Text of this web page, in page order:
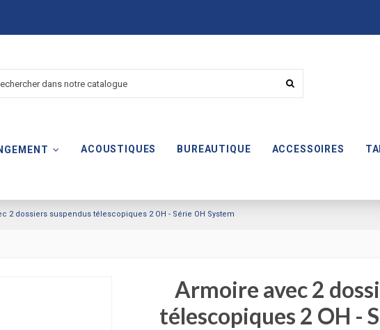
ACOUSTIQUES BUREAUTIQUE ACCESSOIRES
2 dossiers suspendus télescopiques 2 OH - Série OH System
Armoire avec 2
télescopiques 2 OH -